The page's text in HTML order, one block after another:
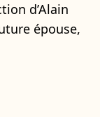
d’Alain
épouse,